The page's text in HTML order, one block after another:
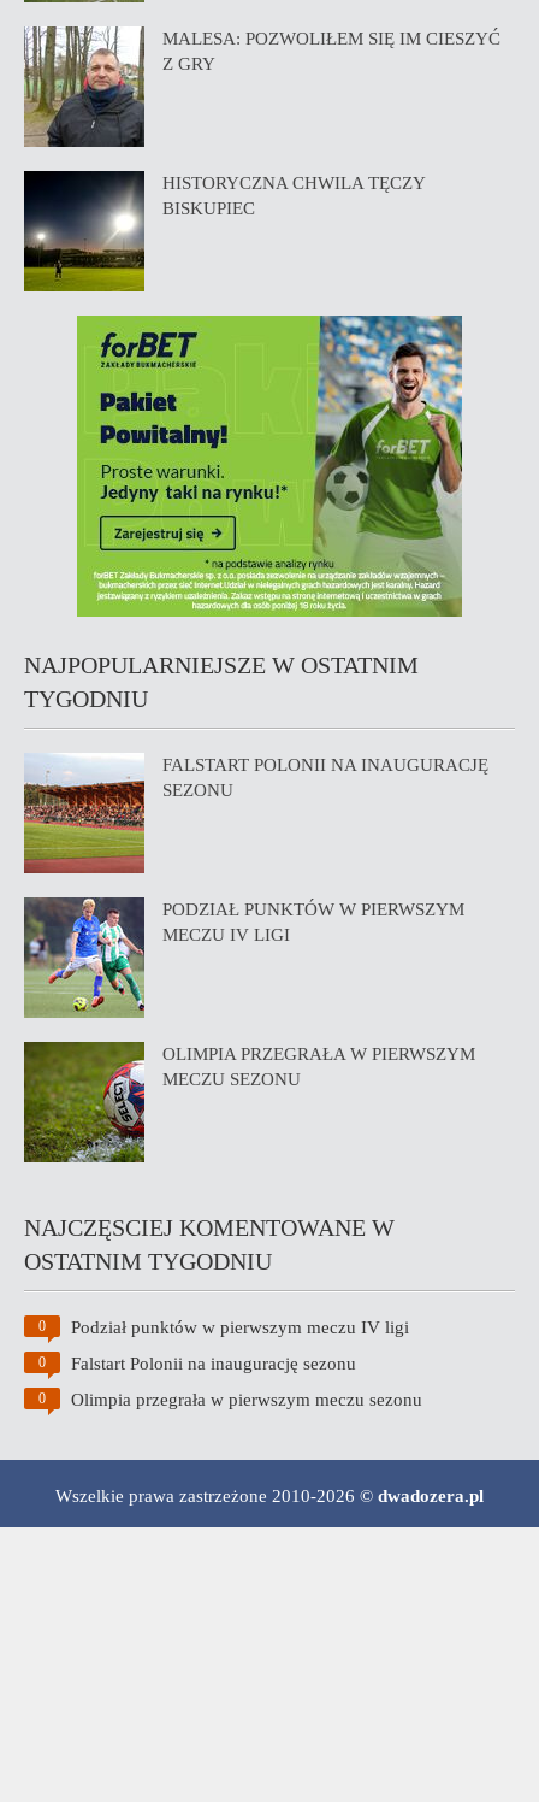
MALESA: POZWOLIŁEM SIĘ IM CIESZYĆ
Z GRY
HISTORYCZNA CHWILA TĘCZY
BISKUPIEC
NAJPOPULARNIEJSZE W OSTATNIM
TYGODNIU
FALSTART POLONII NA INAUGURACJĘ
SEZONU
PODZIAŁ PUNKTÓW W PIERWSZYM
MECZU IV LIGI
OLIMPIA PRZEGRAŁA W PIERWSZYM
MECZU SEZONU
NAJCZĘSCIEJ KOMENTOWANE W
OSTATNIM TYGODNIU
0 Podział punktów w pierwszym meczu IV ligi
0 Falstart Polonii na inaugurację sezonu
0 Olimpia przegrała w pierwszym meczu sezonu
Wszelkie prawa zastrzeżone 2010-2026 © dwadozera.pl